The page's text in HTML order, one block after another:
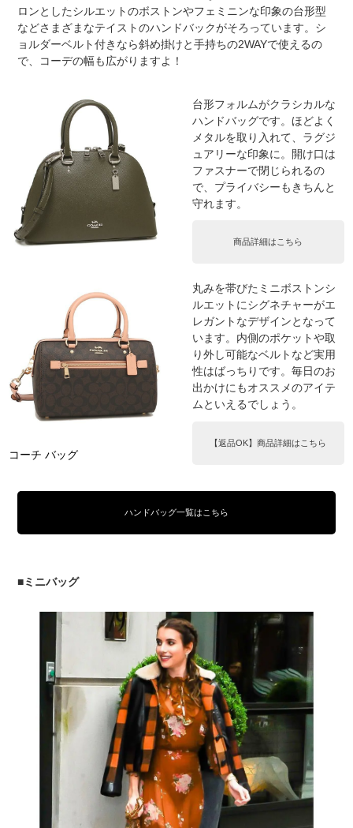
ロンとしたシルエットのボストンやフェミニンな印象の台形型
などさまざまなテイストのハンドバックがそろっています。シ
ョルダーベルト付きなら斜め掛けと手持ちの2WAYで使えるの
で、コーデの幅も広がりますよ！
台形フォルムがクラシカルな
ハンドバッグです。ほどよく
メタルを取り入れて、ラグジ
ュアリーな印象に。開け口は
ファスナーで閉じられるの
で、プライバシーもきちんと
守れます。
商品詳細はこちら
コーチ バッグ
丸みを帯びたミニボストンシ
ルエットにシグネチャーがエ
レガントなデザインとなって
います。内側のポケットや取
り外し可能なベルトなど実用
性はばっちりです。毎日のお
出かけにもオススメのアイテ
ムといえるでしょう。
【返品OK】商品詳細はこちら
ハンドバッグ一覧はこちら
■ミニバッグ